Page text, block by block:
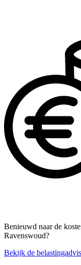
Benieuwd naar de
Ravenswoud?
Bekijk de